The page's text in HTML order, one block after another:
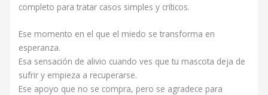
completo para tratar casos simples y críticos.
Ese momento en el que el miedo se transforma en
esperanza.
Esa sensación de alivio cuando ves que tu mascota deja de
sufrir y empieza a recuperarse.
Ese apoyo que no se compra, pero se agradece para